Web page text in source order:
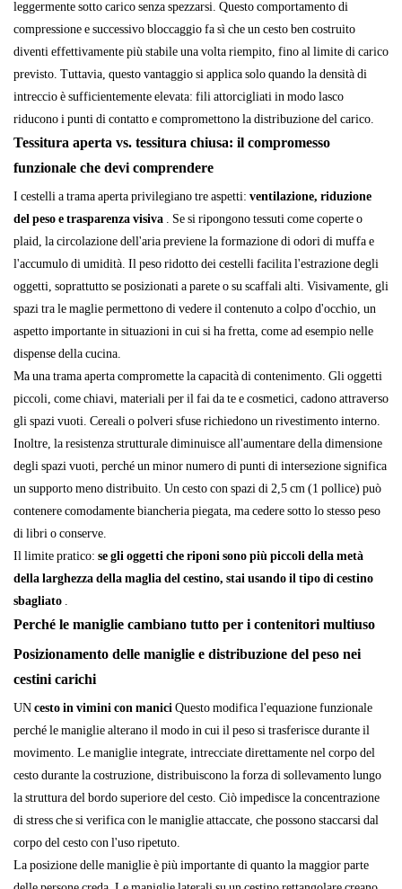
leggermente sotto carico senza spezzarsi. Questo comportamento di
compressione e successivo bloccaggio fa sì che un cesto ben costruito
diventi effettivamente più stabile una volta riempito, fino al limite di carico
previsto. Tuttavia, questo vantaggio si applica solo quando la densità di
intreccio è sufficientemente elevata: fili attorcigliati in modo lasco
riducono i punti di contatto e compromettono la distribuzione del carico.
Tessitura aperta vs. tessitura chiusa: il compromesso
funzionale che devi comprendere
I cestelli a trama aperta privilegiano tre aspetti: ventilazione, riduzione
del peso e trasparenza visiva . Se si ripongono tessuti come coperte o
plaid, la circolazione dell'aria previene la formazione di odori di muffa e
l'accumulo di umidità. Il peso ridotto dei cestelli facilita l'estrazione degli
oggetti, soprattutto se posizionati a parete o su scaffali alti. Visivamente, gli
spazi tra le maglie permettono di vedere il contenuto a colpo d'occhio, un
aspetto importante in situazioni in cui si ha fretta, come ad esempio nelle
dispense della cucina.
Ma una trama aperta compromette la capacità di contenimento. Gli oggetti
piccoli, come chiavi, materiali per il fai da te e cosmetici, cadono attraverso
gli spazi vuoti. Cereali o polveri sfuse richiedono un rivestimento interno.
Inoltre, la resistenza strutturale diminuisce all'aumentare della dimensione
degli spazi vuoti, perché un minor numero di punti di intersezione significa
un supporto meno distribuito. Un cesto con spazi di 2,5 cm (1 pollice) può
contenere comodamente biancheria piegata, ma cedere sotto lo stesso peso
di libri o conserve.
Il limite pratico: se gli oggetti che riponi sono più piccoli della metà
della larghezza della maglia del cestino, stai usando il tipo di cestino
sbagliato
Perché le maniglie cambiano tutto per i contenitori multiuso
Posizionamento delle maniglie e distribuzione del peso nei
cestini carichi
UNcesto in vimini con manici Questo modifica l'equazione funzionale
perché le maniglie alterano il modo in cui il peso si trasferisce durante il
movimento. Le maniglie integrate, intrecciate direttamente nel corpo del
cesto durante la costruzione, distribuiscono la forza di sollevamento lungo
la struttura del bordo superiore del cesto. Ciò impedisce la concentrazione
di stress che si verifica con le maniglie attaccate, che possono staccarsi dal
corpo del cesto con l'uso ripetuto.
La posizione delle maniglie è più importante di quanto la maggior parte